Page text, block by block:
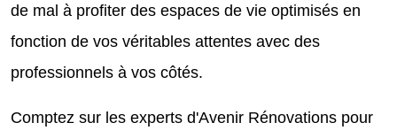
de mal à profiter des espaces de vie optimisés en
fonction de vos véritables attentes avec des
professionnels à vos côtés.
Comptez sur les experts d'Avenir Rénovations pour